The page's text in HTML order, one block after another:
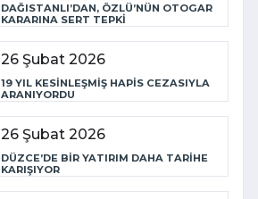
DAĞISTANLI’DAN, ÖZLÜ’NÜN OTOGAR
KARARINA SERT TEPKİ
26 Şubat 2026
19 YIL KESİNLEŞMİŞ HAPİS CEZASIYLA
ARANIYORDU
26 Şubat 2026
DÜZCE’DE BİR YATIRIM DAHA TARİHE
KARIŞIYOR